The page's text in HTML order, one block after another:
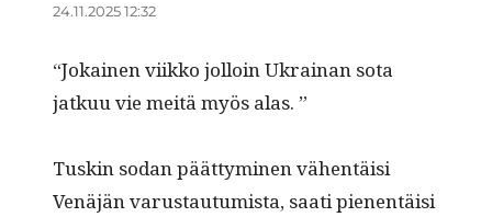
24.11.2025 12:32
“Jokainen viikko jol­loin Ukrainan sota
jatkuu vie meitä myös alas. ”
Tuskin sodan päät­tymi­nen vähen­täisi
Venäjän varus­tau­tu­mista, saati pienen­täisi